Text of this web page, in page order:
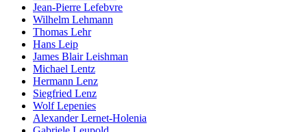
Jean-Pierre Lefebvre
Wilhelm Lehmann
Thomas Lehr
Hans Leip
James Blair Leishman
Michael Lentz
Hermann Lenz
Siegfried Lenz
Wolf Lepenies
Alexander Lernet-Holenia